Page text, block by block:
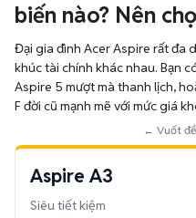
biến nào? Nên
Đại gia đình Acer Aspire rất đa
khúc tài chính khác nhau. Bạn
Aspire 5 mượt mà thanh lịch,
F đời cũ mạnh mẽ với mức giá
← Vuốt
Aspire A3
Siêu tiết kiệm